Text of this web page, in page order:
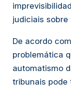
judiciais
De acordo
problemática
automatismo
tribunais pode